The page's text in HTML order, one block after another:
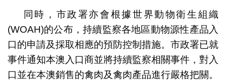
同時，市政署亦會根據世界動物衛生組織
(WOAH)的公布，持續監察各地區動物源性產品入
口的申請及採取相應的預防控制措施。市政署已就
事件通知本澳入口商並將持續監察相關事件，對入
口並在本澳銷售的禽肉及禽肉產品進行嚴格把關。